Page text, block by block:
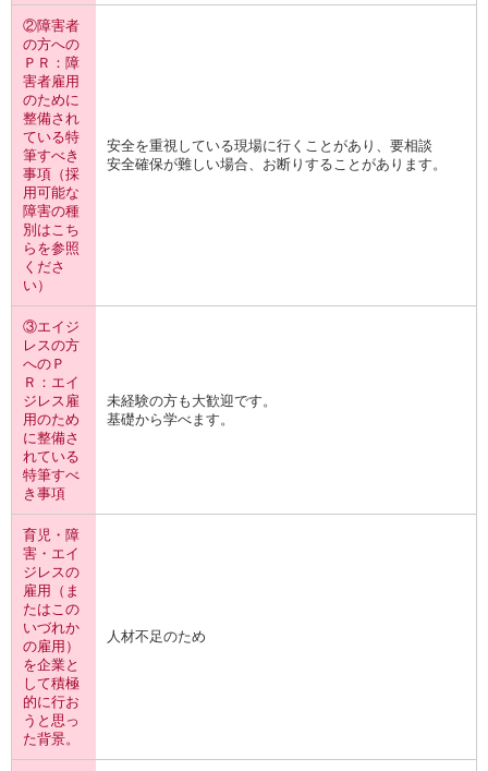
②障害者
の方への
ＰＲ：障
害者雇用
のために
整備され
ている特
筆すべき
事項（採
用可能な
障害の種
別はこち
らを参照
くださ
い）
安全を重視している現場に行くことがあり、要相談
安全確保が難しい場合、お断りすることがあります。
③エイジ
レスの方
へのＰ
Ｒ：エイ
ジレス雇
用のため
に整備さ
れている
特筆すべ
き事項
未経験の方も大歓迎です。
基礎から学べます。
育児・障
害・エイ
ジレスの
雇用（ま
たはこの
いづれか
の雇用）
を企業と
して積極
的に行お
うと思っ
た背景。
人材不足のため